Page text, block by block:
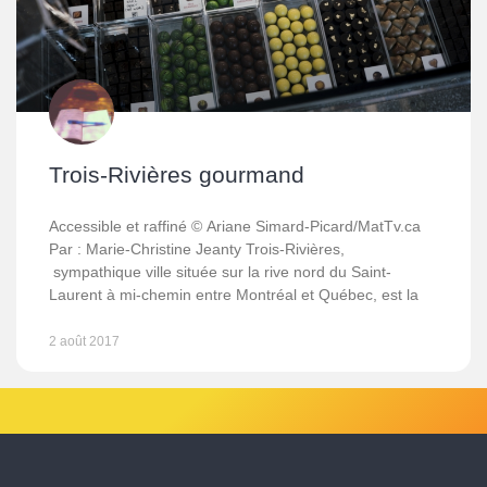
Trois-Rivières gourmand
Accessible et raffiné © Ariane Simard-Picard/MatTv.ca
Par : Marie-Christine Jeanty Trois-Rivières,
sympathique ville située sur la rive nord du Saint-
Laurent à mi-chemin entre Montréal et Québec, est la
2 août 2017